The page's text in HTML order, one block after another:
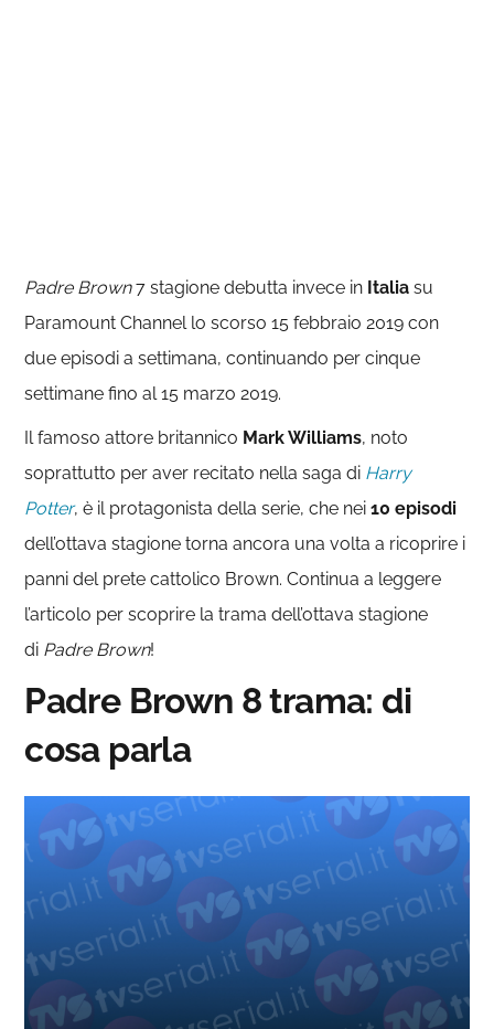
PadreBrown7 stagione debutta invece in Italia su
Paramount Channel lo scorso 15 febbraio 2019 con
due episodi a settimana, continuando per cinque
settimane fino al 15 marzo 2019.
Il famoso attore britannico Mark Williams, noto
soprattutto per aver recitato nella saga di Harry
Potter, è il protagonista della serie, che nei10 episodi
dell’ottava stagione torna ancora una volta a ricoprire i
panni del prete cattolico Brown. Continua a leggere
l’articolo per scoprire la trama dell’ottava stagione
di Padre Brown!
Padre Brown 8 trama: di
cosa parla